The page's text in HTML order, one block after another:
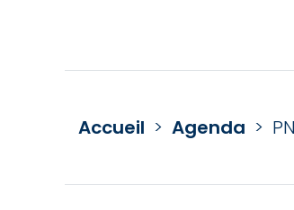
Accueil > Agenda >